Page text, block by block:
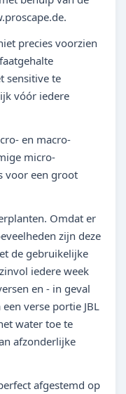
precies voorzien
sensitive te
vóór iedere
en macro-
micro-
voor een groot
Omdat er
zijn deze
de gebruikelijke
iedere week
en - in geval
verse portie JBL
water toe te
afzonderlijke
afgestemd op